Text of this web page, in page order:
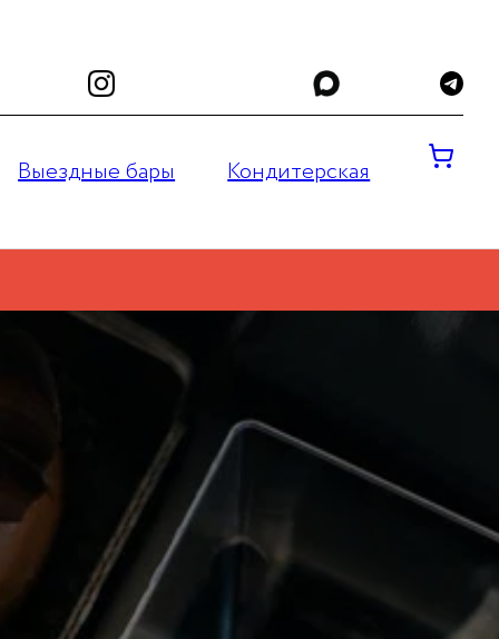
Выездные бары Кондитерская